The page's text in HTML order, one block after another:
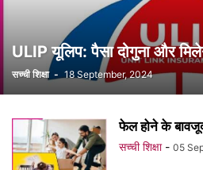
ULIP यूलिप: पैसा दोगुना और
सच्ची शिक्षा - 18 September, 2024
फेल होने के
सच्ची शिक्षा - 05